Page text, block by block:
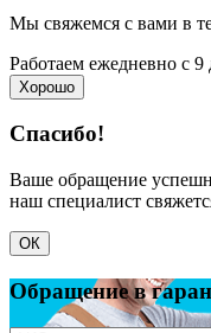
Мы свяжемся с вами в
Работаем ежедневно с 9
Хорошо
Спасибо!
Ваше обращение
наш специалист
ОК
Обращение в